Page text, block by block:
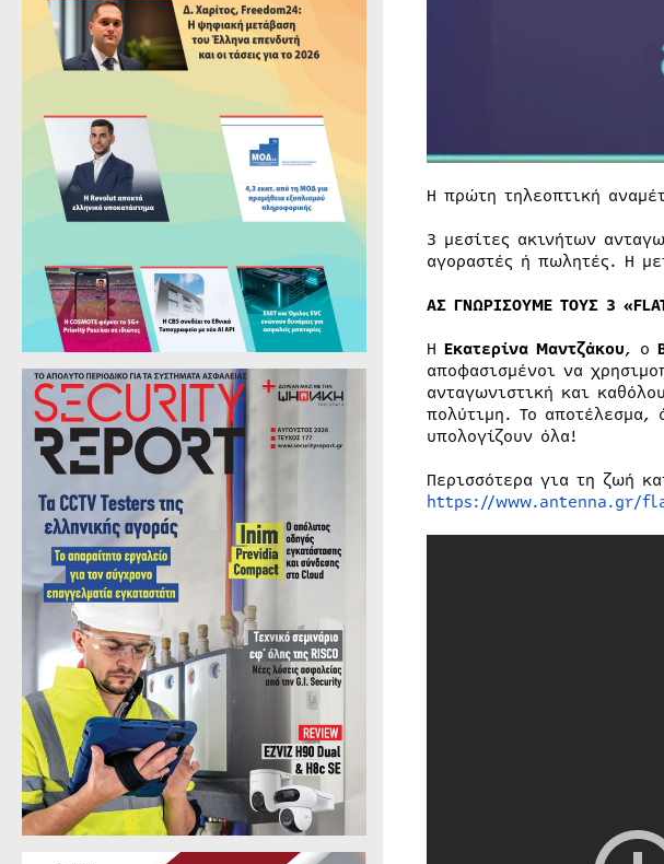
Η πρώτη τηλεοπτική
3 μεσίτες ακινήτων
αγοραστές ή πωλητές. Η
ΑΣ ΓΝΩΡΙΣΟΥΜΕ ΤΟΥΣ 3 «FLAT
Η Εκατερίνα Μαντζάκου, ο
αποφασισμένοι να
ανταγωνιστική και
πολύτιμη. Το αποτέλεσμα,
υπολογίζουν όλα!
Περισσότερα για τη ζωή
https://www.antenna.gr/